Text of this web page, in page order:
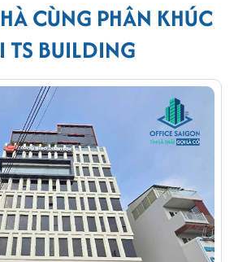
CÙNG PHÂN KHÚC
TS BUILDING